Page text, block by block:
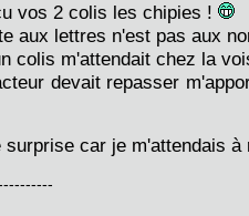
vos 2 colis les chipies !
aux lettres n'est pas aux
colis m'attendait chez la
devait repasser
surprise car je m'attendais